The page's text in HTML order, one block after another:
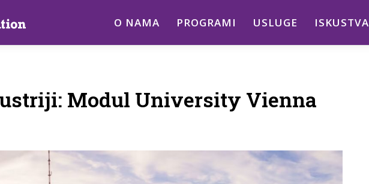
O NAMA PROGRAMI USLUGE ISKUSTVA
Modul University Vienna